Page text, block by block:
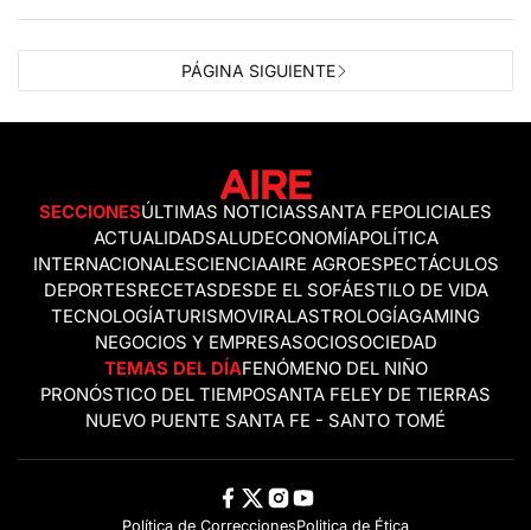
PÁGINA SIGUIENTE
SECCIONESÚLTIMAS NOTICIASSANTA FEPOLICIALES
ACTUALIDADSALUDECONOMÍAPOLÍTICA
INTERNACIONALESCIENCIAAIRE AGROESPECTÁCULOS
DEPORTESRECETASDESDE EL SOFÁESTILO DE VIDA
TECNOLOGÍATURISMOVIRALASTROLOGÍAGAMING
NEGOCIOS Y EMPRESASOCIOSOCIEDAD
TEMAS DEL DÍAFENÓMENO DEL NIÑO
PRONÓSTICO DEL TIEMPOSANTA FELEY DE TIERRAS
NUEVO PUENTE SANTA FE - SANTO TOMÉ
Política de CorreccionesPolitica de Ética